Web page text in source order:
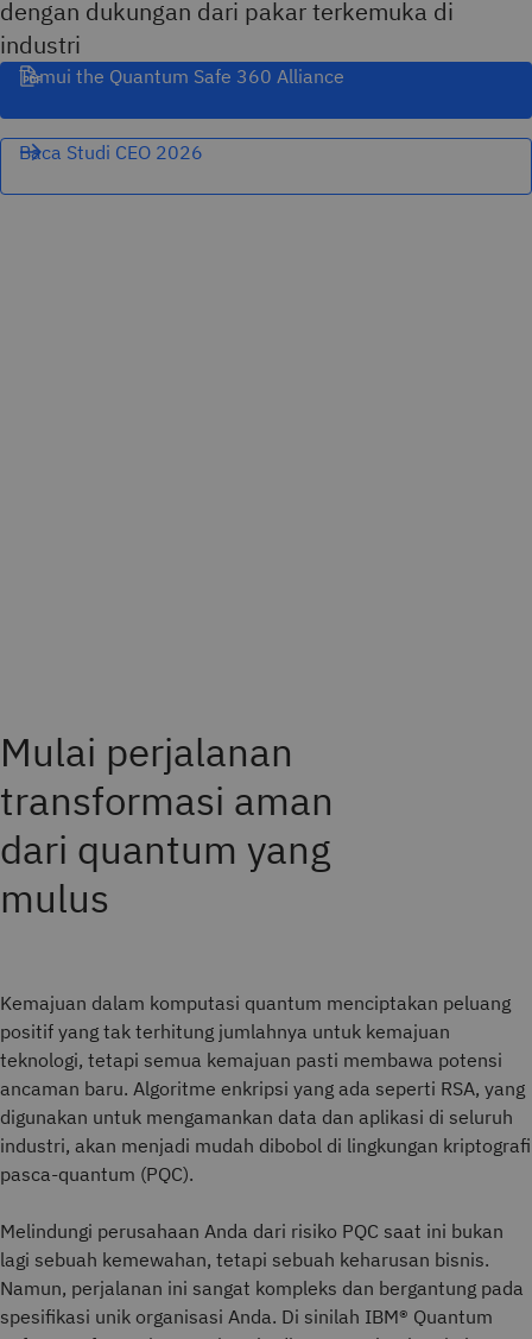
dengan dukungan dari pakar terkemuka di
industri
Temui the Quantum Safe 360 Alliance
Baca Studi CEO 2026
Mulai perjalanan
transformasi aman
dari quantum yang
mulus
Kemajuan dalam komputasi quantum menciptakan peluang
positif yang tak terhitung jumlahnya untuk kemajuan
teknologi, tetapi semua kemajuan pasti membawa potensi
ancaman baru. Algoritme enkripsi yang ada seperti RSA, yang
digunakan untuk mengamankan data dan aplikasi di seluruh
industri, akan menjadi mudah dibobol di lingkungan kriptografi
pasca-quantum (PQC).
Melindungi perusahaan Anda dari risiko PQC saat ini bukan
lagi sebuah kemewahan, tetapi sebuah keharusan bisnis.
Namun, perjalanan ini sangat kompleks dan bergantung pada
spesifikasi unik organisasi Anda. Di sinilah IBM® Quantum